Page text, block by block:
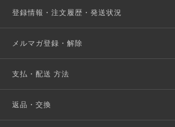
登録情報・注文履歴・発送状況
メルマガ登録・解除
支払・配送 方法
返品・交換